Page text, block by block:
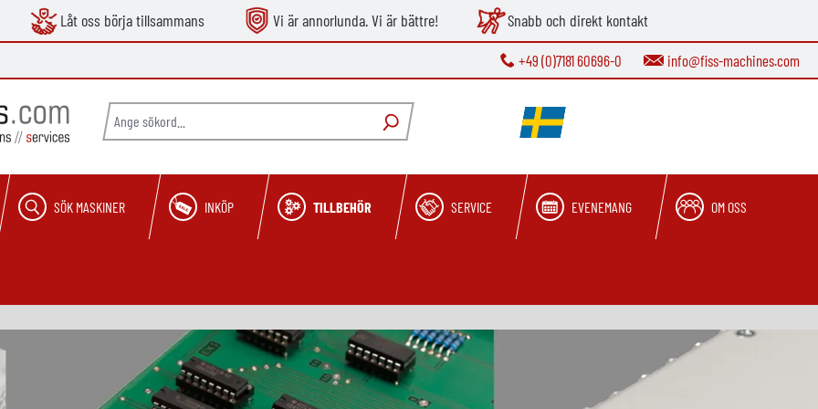
Låt oss börja tillsammans Vi är annorlunda. Vi är bättre! Snabb och direkt kontakt
+49 (0)7181 60696-0 info@fiss-machines.com
SÖK MASKINER INKÖP TILLBEHÖR SERVICE EVENEMANG OM OSS